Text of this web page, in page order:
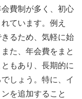
費制が多く、初心
ています。例え
るため、気軽に始
た、年会費をまと
もあり、長期的に
しょう。特に、イ
を追加すること